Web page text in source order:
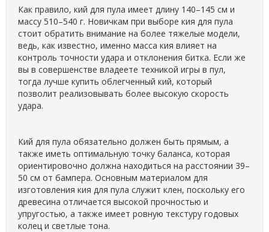
Как правило, кий для пула имеет длину 140–145 см и
массу 510–540 г. Новичкам при выборе кия для пула
стоит обратить внимание на более тяжелые модели,
ведь, как известно, именно масса кия влияет на
контроль точности удара и отклонения битка. Если же
вы в совершенстве владеете техникой игры в пул,
тогда лучше купить облегченный кий, который
позволит реализовывать более высокую скорость
удара.
Кий для пула обязательно должен быть прямым, а
также иметь оптимальную точку баланса, которая
ориентировочно должна находиться на расстоянии 39–
50 см от бампера. Основным материалом для
изготовления кия для пула служит клен, поскольку его
древесина отличается высокой прочностью и
упругостью, а также имеет ровную текстуру годовых
колец и светлые тона.